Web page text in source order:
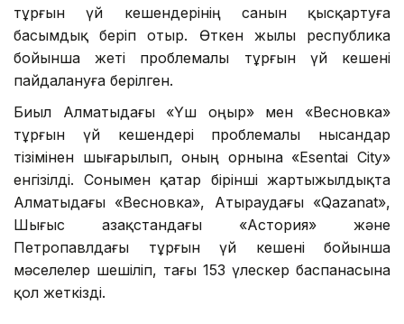
тұрғын үй кешендерінің санын қысқартуға
басымдық беріп отыр. Өткен жылы республика
бойынша жеті проблемалы тұрғын үй кешені
пайдалануға берілген.
Биыл Алматыдағы «Үш Қоңыр» мен «Весновка»
тұрғын үй кешендері проблемалы нысандар
тізімінен шығарылып, оның орнына «Esentai City»
енгізілді. Сонымен қатар бірінші жартыжылдықта
Алматыдағы «Весновка», Атыраудағы «Qazanat»,
Шығыс Қазақстандағы «Астория» және
Петропавлдағы тұрғын үй кешені бойынша
мәселелер шешіліп, тағы 153 үлескер баспанасына
қол жеткізді.